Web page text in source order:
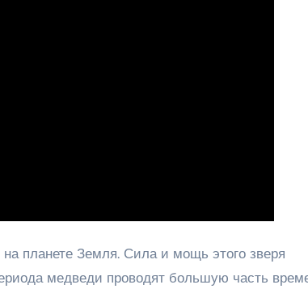
планете Земля. Сила и мощь этого зверя
медведи проводят большую часть